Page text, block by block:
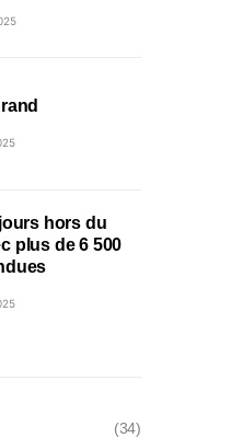
jours hors du
plus de 6 500
(34)